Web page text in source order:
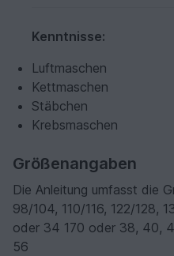
Kenntnisse:
Luftmaschen
Kettmaschen
Stäbchen
Krebsmaschen
Größenangaben
Die Anleitung umfasst die
98/104, 110/116, 122/128,
oder 34 170 oder 38, 40,
56